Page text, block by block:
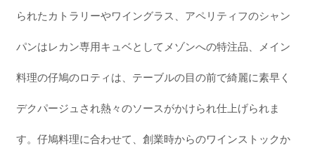
られたカトラリーやワイングラス、アペリティフのシャン
パンはレカン専用キュベとしてメゾンへの特注品、メイン
料理の仔鳩のロティは、テーブルの目の前で綺麗に素早く
デクパージュされ熱々のソースがかけられ仕上げられま
す。仔鳩料理に合わせて、創業時からのワインストックか